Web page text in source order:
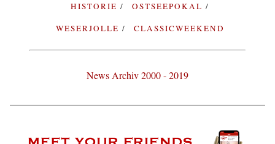
HISTORIE
OSTSEEPOKAL
WESERJOLLE
CLASSICWEEKEND
News Archiv 2000 - 2019